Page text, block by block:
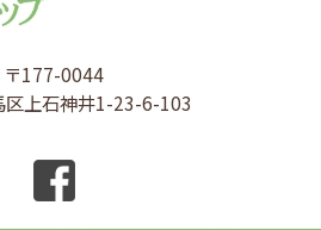
〒177-0044
区上石神井1-23-6-103